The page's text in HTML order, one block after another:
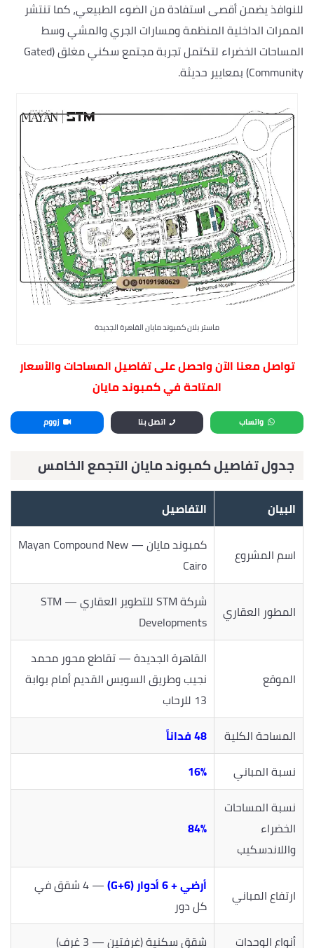
للنوافذ يضمن أقصى استفادة من الضوء الطبيعي، كما تنتشر
الممرات الداخلية المنظمة ومسارات الجري والمشي وسط
المساحات الخضراء لتكتمل تجربة مجتمع سكني مغلق (Gated
Community) بمعايير حديثة.
ماستر بلان كمبوند مايان القاهرة الجديدة
تواصل معنا الآن واحصل على تفاصيل المساحات والأسعار
المتاحة في كمبوند مايان
واتساب اتصل بنا زووم
جدول تفاصيل كمبوند مايان التجمع الخامس
البيان التفاصيل
اسم المشروع
كمبوند مايان — Mayan Compound New
Cairo
المطور العقاري
شركة STM للتطوير العقاري — STM
Developments
الموقع
القاهرة الجديدة — تقاطع محور محمد
نجيب وطريق السويس القديم أمام بوابة
13 للرحاب
المساحة الكلية
48 فداناً
نسبة المباني
16%
نسبة المساحات
الخضراء
واللاندسكيب
84%
ارتفاع المباني أرضي + 6 أدوار (G+6)
— 4 شقق في
كل دور
أنواع الوحدات
شقق سكنية (غرفتين — 3 غرف)